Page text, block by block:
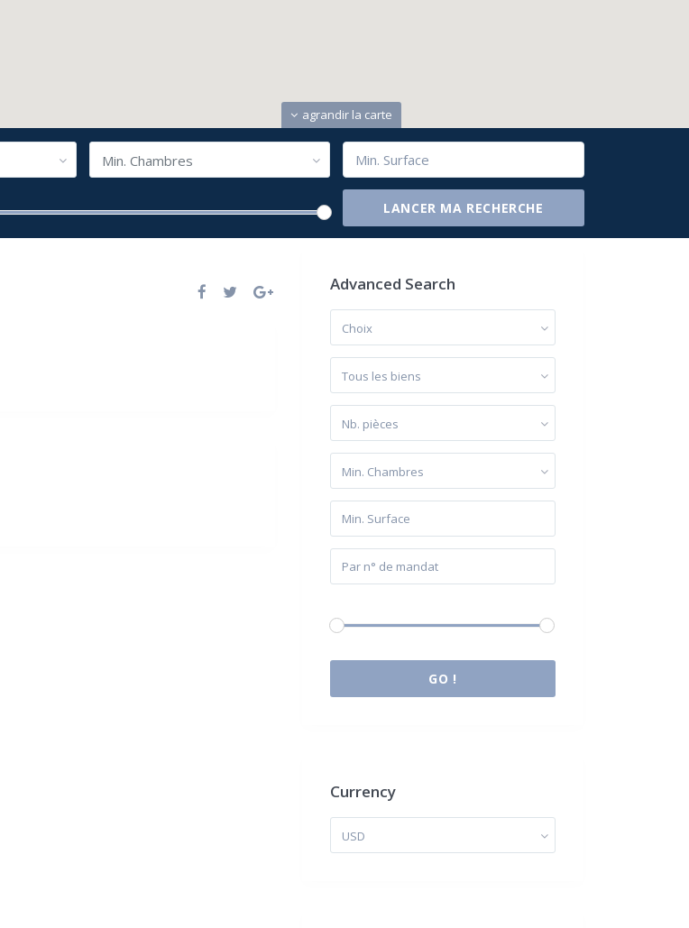
agrandir la carte
Min. Chambres
Advanced Search
Choix
Tous les biens
Nb. pièces
Min. Chambres
GO !
Currency
USD